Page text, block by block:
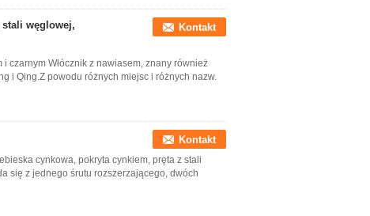
stali węglowej,
Kontakt
czarnym Włócznik z nawiasem, znany również
i Qing.Z powodu różnych miejsc i różnych nazw.
Kontakt
cynkowa, pokryta cynkiem, pręta z stali
się z jednego śrutu rozszerzającego, dwóch